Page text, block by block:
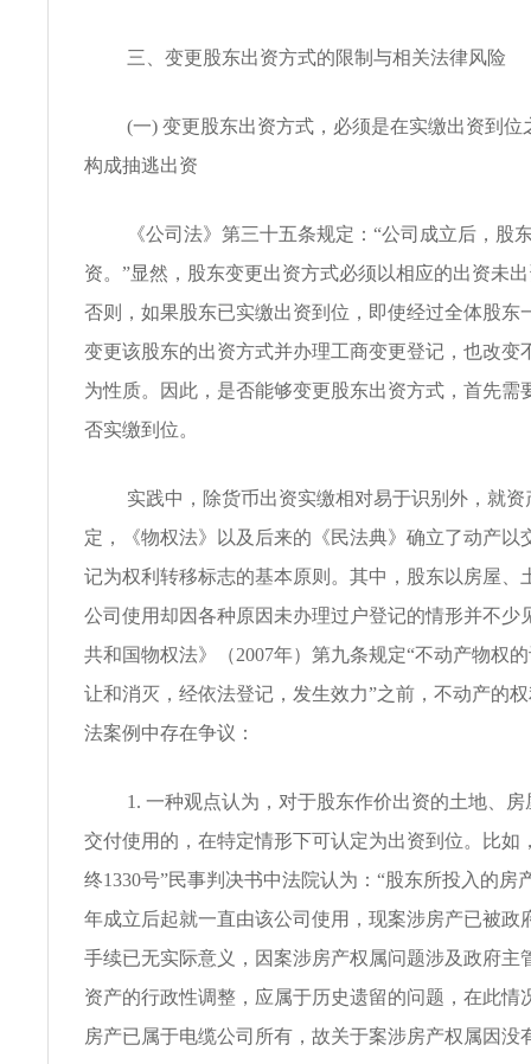
三、变更股东出资方式的限制与相关法律风险
(一) 变更股东出资方式，必须是在实缴出资到位
构成抽逃出资
《公司法》第三十五条规定：“公司成立后，股
资。”显然，股东变更出资方式必须以相应的出资未
否则，如果股东已实缴出资到位，即使经过全体股东
变更该股东的出资方式并办理工商变更登记，也改变
为性质。因此，是否能够变更股东出资方式，首先需
否实缴到位。
实践中，除货币出资实缴相对易于识别外，就
定，《物权法》以及后来的《民法典》确立了动产以
记为权利转移标志的基本原则。其中，股东以房屋、
公司使用却因各种原因未办理过户登记的情形并不少
共和国物权法》（2007年）第九条规定“不动产物权
让和消灭，经依法登记，发生效力”之前，不动产的
法案例中存在争议：
1. 一种观点认为，对于股东作价出资的土地、
交付使用的，在特定情形下可认定为出资到位。比如
终1330号”民事判决书中法院认为：“股东所投入的房
年成立后起就一直由该公司使用，现案涉房产已被政
手续已无实际意义，因案涉房产权属问题涉及政府主
资产的行政性调整，应属于历史遗留的问题，在此情
房产已属于电缆公司所有，故关于案涉房产权属因没